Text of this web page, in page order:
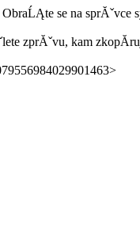
se na sprĂˇvce
zprĂˇvu, kam